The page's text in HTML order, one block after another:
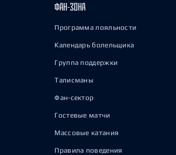
ФАН-ЗОНА
Программа лояльности
Календарь болельщика
Группа поддержки
Талисманы
Фан-сектор
Гостевые матчи
Массовые катания
Правила поведения